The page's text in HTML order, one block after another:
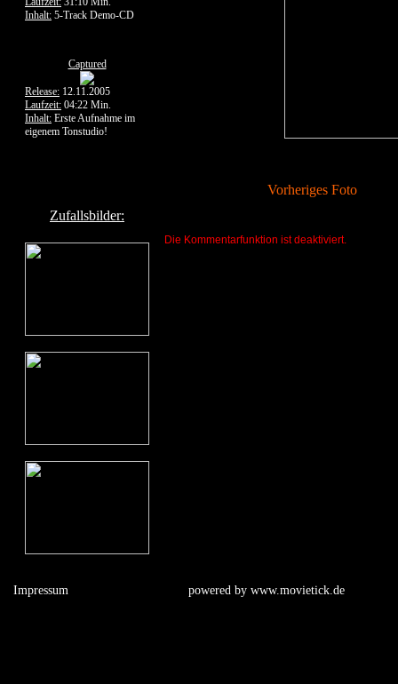
Inhalt: 5-Track Demo-CD
Captured
Release: 12.11.2005
Laufzeit: 04:22 Min.
Inhalt: Erste Aufnahme im
eigenem Tonstudio!
Zufallsbilder:
Vorheriges Foto
Die Kommentarfunktion ist deaktiviert.
Impressum powered by www.movietick.de